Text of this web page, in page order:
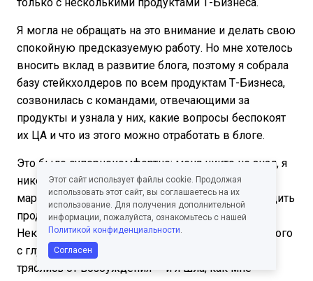
Я могла не обращать на это внимание и делать свою
спокойную предсказуемую работу. Но мне хотелось
вносить вклад в развитие блога, поэтому я собрала
базу стейкхолдеров по всем продуктам Т-Бизнеса,
созвонилась с командами, отвечающими за
продукты и узнала у них, какие вопросы беспокоят
их ЦА и что из этого можно отработать в блоге.
Это было супернекомфортно: меня никто не знал, я
никого не знала, не понимала, какие из идей
маркетологов стоящие, а какие — нет, и как выудить
продуктовую информацию у аналитиков.
Некоторые диалоги напоминали разговоры слепого
с глухим. Но мне было так интересно, что руки
тряслись от возбуждения — и я шла, как мне
Этот сайт использует файлы cookie. Продолжая
использовать этот сайт, вы соглашаетесь на их
использование. Для получения дополнительной
информации, пожалуйста, ознакомьтесь с нашей
Политикой конфиденциальности.
Согласен